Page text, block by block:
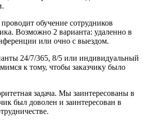
обучение сотрудников
Возможно 2 варианта: удаленно в
или очно с выездом.
24/7/365, 8/5 или индивидуальный
к тому, чтобы заказчику было
задача. Мы заинтересованы в
был доволен и заинтересован в